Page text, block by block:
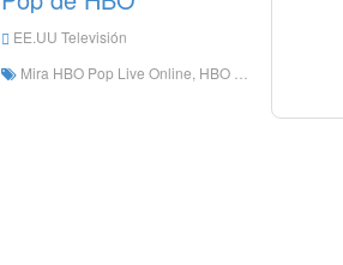
EE.UU Televisión
Mira HBO Pop Live Online, HBO Pop HD Live Streaming, HBO Pop Mira TV en vivo de los Estados Unidos